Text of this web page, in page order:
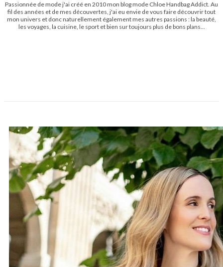
Passionnée de mode j'ai créé en 2010 mon blog mode Chloe Handbag Addict. Au
fil des années et de mes découvertes, j'ai eu envie de vous faire découvrir tout
mon univers et donc naturellement également mes autres passions : la beauté,
les voyages, la cuisine, le sport et bien sur toujours plus de bons plans...